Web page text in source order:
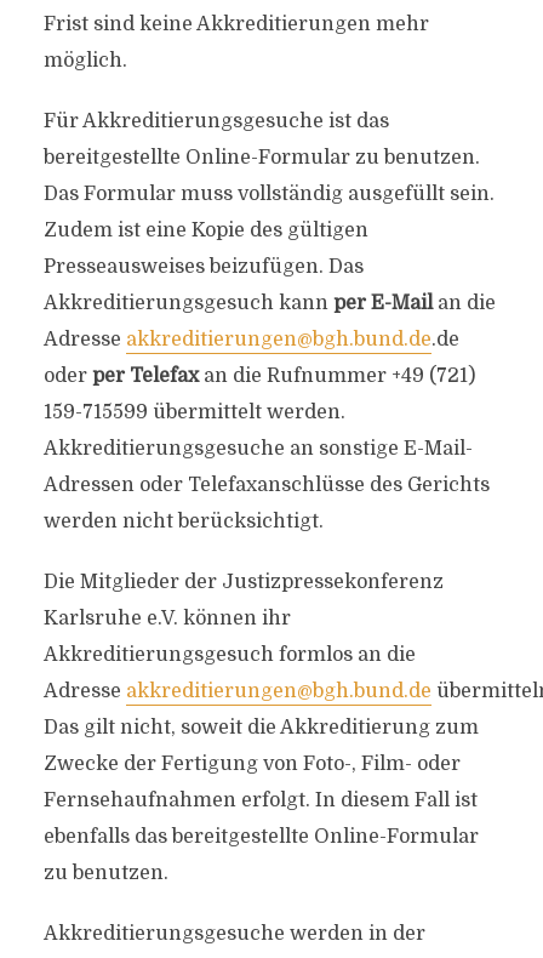
Frist sind keine Akkreditierungen mehr
möglich.
Für Akkreditierungsgesuche ist das
bereitgestellte Online-Formular zu benutzen.
Das Formular muss vollständig ausgefüllt sein.
Zudem ist eine Kopie des gültigen
Presseausweises beizufügen. Das
Akkreditierungsgesuch kann per E-Mail an die
Adresse akkreditierungen@bgh.bund.de.de
oder per Telefax an die Rufnummer +49 (721)
159-715599 übermittelt werden.
Akkreditierungsgesuche an sonstige E-Mail-
Adressen oder Telefaxanschlüsse des Gerichts
werden nicht berücksichtigt.
Die Mitglieder der Justizpressekonferenz
Karlsruhe e.V. können ihr
Akkreditierungsgesuch formlos an die
Adresse akkreditierungen@bgh.bund.de
Das gilt nicht, soweit die Akkreditierung zum
Zwecke der Fertigung von Foto-, Film- oder
Fernsehaufnahmen erfolgt. In diesem Fall ist
ebenfalls das bereitgestellte Online-Formular
zu benutzen.
Akkreditierungsgesuche werden in der